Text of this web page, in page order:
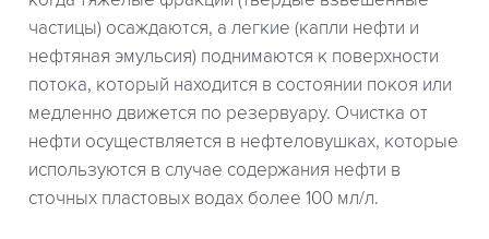
частицы) осаждаются, а легкие (капли нефти и
нефтяная эмульсия) поднимаются к поверхности
потока, который находится в состоянии покоя или
медленно движется по резервуару. Очистка от
нефти осуществляется в нефтеловушках, которые
используются в случае содержания нефти в
сточных пластовых водах более 100 мл/л.